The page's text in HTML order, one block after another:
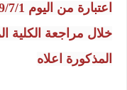
خلال مراجعة الكلية
المذكورة اعلاه